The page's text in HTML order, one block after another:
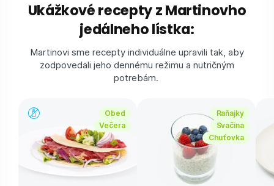
Ukážkové recepty z Martinovho
jedálneho lístka:
Martinovi sme recepty individuálne upravili tak, aby
zodpovedali jeho dennému režimu a nutričným
potrebám.
Obed
Večera
Raňajky
Svačina
Chuťovka